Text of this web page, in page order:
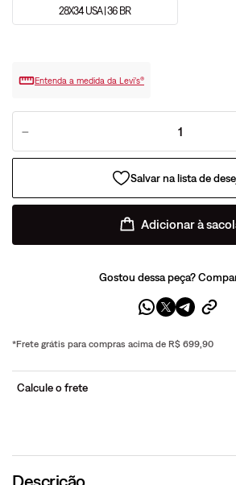
28X34 USA | 36 BR
Entenda a medida da Levi’s®
－
Adicionar à
Gostou dessa peça?
*Frete grátis para compras acima de R$ 699,90
Calcule o frete